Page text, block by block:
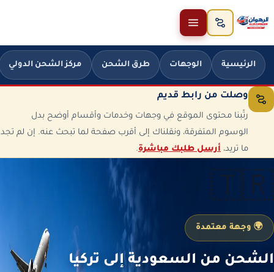
تخطَّ إلى المحتوى
الرئيسية الوجهات طرق الشحن مركز الشحن الدولي
وصلت من رابط قديم
رتّبنا محتوى الموقع في وجهات وخدمات وأقسام أوضح بدل
الوسوم المتفرقة، ونقلناك إلى أقرب صفحة لما تبحث عنه. إن لم تجد
ما تريد، أرسل طلبك مباشرة.
🇹🇷
🌍 وجهة معتمدة
الشحن من السعودية إلى تركيا